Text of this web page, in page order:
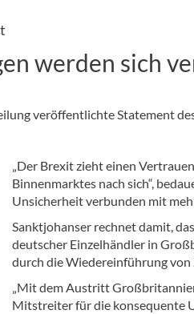
werden sich
veröffentlichte Statement
„Der Brexit zieht einen
Binnenmarktes nach sich“,
Unsicherheit verbunden mit
Sanktjohanser rechnet damit,
deutscher Einzelhändler in
durch die Wiedereinführung
„Mit dem Austritt
Mitstreiter für die konsequente